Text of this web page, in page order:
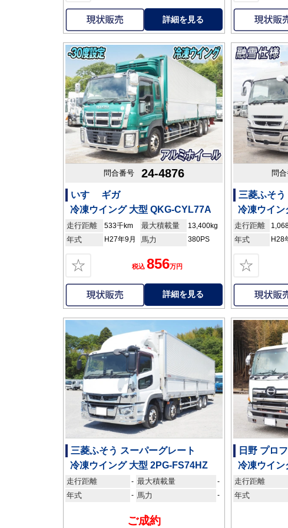
詳細を見る
問合番号 24-4876
いすゞ ギガ
冷凍ウイング 大型 QKG-CYL77A
走行距離 533千km 最大積載量 13,400kg
年式 H27年9月 馬力 380PS
☆ 税込 856万円
詳細を見る
問
三菱ふそう
冷凍ウイン
走行距離
年式 H28
☆
三菱ふそう スーパーグレート
冷凍ウイング 大型 2PG-FS74HZ
走行距離 - 最大積載量 -
年式 - 馬力 -
ご成約
日野 プロ
冷凍ウイン
走行距離
年式